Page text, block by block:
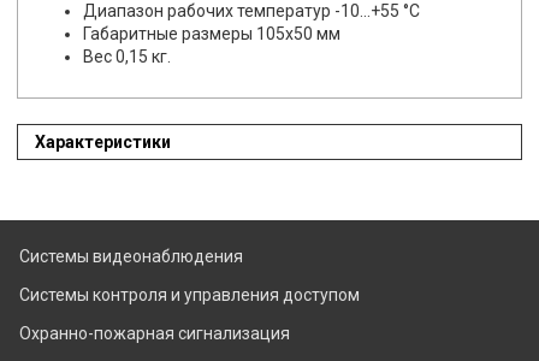
Диапазон рабочих температур -10...+55 °С
Габаритные размеры 105x50 мм
Вес 0,15 кг.
Характеристики
Системы видеонаблюдения
Системы контроля и управления доступом
Охранно-пожарная сигнализация